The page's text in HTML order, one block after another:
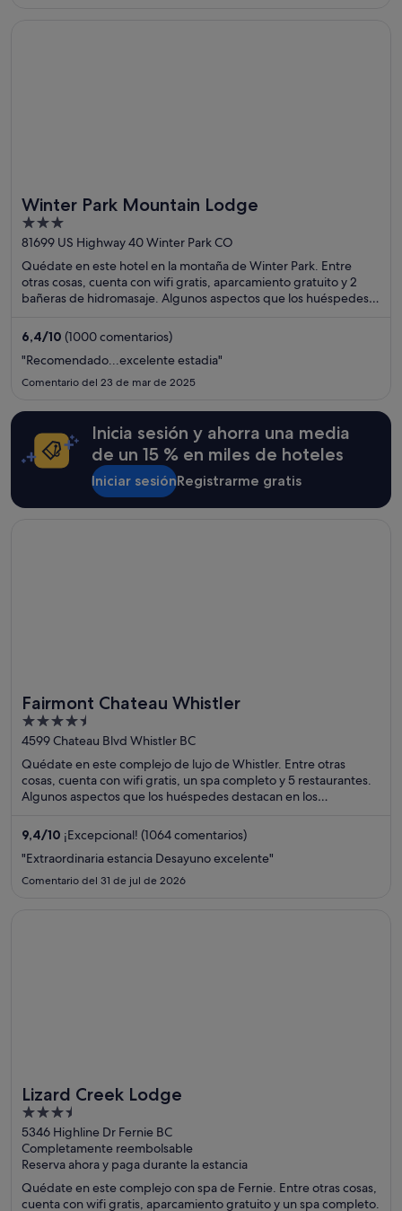
Winter Park Mountain Lodge
3
out
of
5
81699 US Highway 40 Winter Park CO
Quédate en este hotel en la montaña de Winter Park. Entre
otras cosas, cuenta con wifi gratis, aparcamiento gratuito y 2
bañeras de hidromasaje. Algunos aspectos que los huéspedes
limpieza de sus habitaciones. Dos atracciones turísticas
populares que se encuentran cerca son Estación de esquí
Winter Park y Parte occidental del Moffat Tunnel.
6,4/10 (1000 comentarios)
"Recomendado...excelente estadia"
Comentario del 23 de mar de 2025
Inicia sesión y ahorra una media
de un 15 % en miles de hoteles
Iniciar sesiónRegistrarme gratis
Fairmont Chateau Whistler
4.5
out
of
5
4599 Chateau Blvd Whistler BC
Quédate en este complejo de lujo de Whistler. Entre otras
cosas, cuenta con wifi gratis, un spa completo y 5 restaurantes.
Algunos aspectos que los huéspedes destacan en los
atracciones turísticas populares que se encuentran cerca son
Estación de esquí Whistler Blackcomb y Club de gol fFairmont
Chateau Whistler.
9,4/10 ¡Excepcional! (1064 comentarios)
"Extraordinaria estancia Desayuno excelente"
Comentario del 31 de jul de 2026
Lizard Creek Lodge
3.5
out
of
5
5346 Highline Dr Fernie BC
Completamente reembolsable
Reserva ahora y paga durante la estancia
Quédate en este complejo con spa de Fernie. Entre otras cosas,
cuenta con wifi gratis, aparcamiento gratuito y un spa completo.